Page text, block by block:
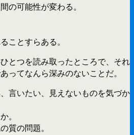
の可能性が変わる。
ことすらある。
とつを読み取ったところで、それ
ってなんら深みのないことだ。
言いたい、見えないものを気づか
。
質の問題。